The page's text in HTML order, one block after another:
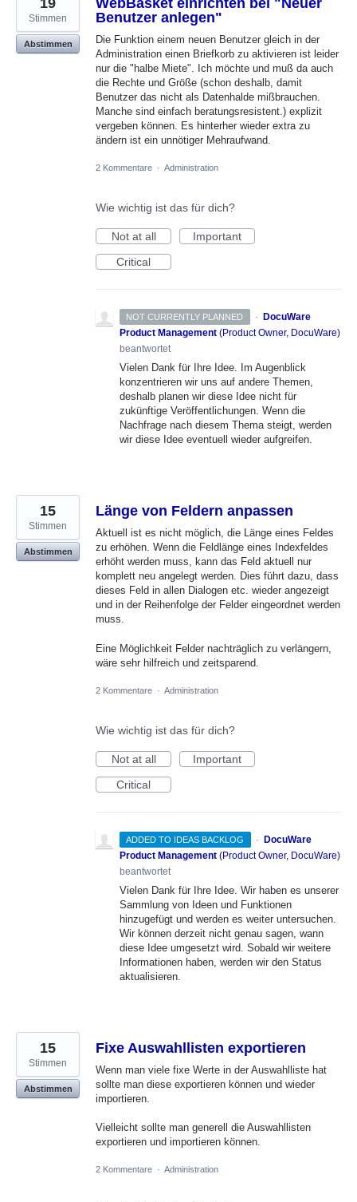
WebBasket einrichten bei "Neuer
Benutzer anlegen"
Die Funktion einem neuen Benutzer gleich in der
Administration einen Briefkorb zu aktivieren ist leider
nur die "halbe Miete". Ich möchte und muß da auch
die Rechte und Größe (schon deshalb, damit
Benutzer das nicht als Datenhalde mißbrauchen.
Manche sind einfach beratungsresistent.) explizit
vergeben können. Es hinterher wieder extra zu
ändern ist ein unnötiger Mehraufwand.
19
Stimmen
Abstimmen
2 Kommentare · Administration
Wie wichtig ist das für dich?
Not at all
Important
Critical
NOT CURRENTLY PLANNED ·
DocuWare
Product Management (Product Owner, DocuWare)
beantwortet
Vielen Dank für Ihre Idee. Im Augenblick
konzentrieren wir uns auf andere Themen,
deshalb planen wir diese Idee nicht für
zukünftige Veröffentlichungen. Wenn die
Nachfrage nach diesem Thema steigt, werden
wir diese Idee eventuell wieder aufgreifen.
Länge von Feldern anpassen
Aktuell ist es nicht möglich, die Länge eines Feldes
zu erhöhen. Wenn die Feldlänge eines Indexfeldes
erhöht werden muss, kann das Feld aktuell nur
komplett neu angelegt werden. Dies führt dazu, dass
dieses Feld in allen Dialogen etc. wieder angezeigt
und in der Reihenfolge der Felder eingeordnet werden
muss.
Eine Möglichkeit Felder nachträglich zu verlängern,
wäre sehr hilfreich und zeitsparend.
15
Stimmen
Abstimmen
2 Kommentare · Administration
Wie wichtig ist das für dich?
Not at all
Important
Critical
ADDED TO IDEAS BACKLOG · DocuWare
Product Management (Product Owner, DocuWare)
beantwortet
Vielen Dank für Ihre Idee. Wir haben es unserer
Sammlung von Ideen und Funktionen
hinzugefügt und werden es weiter untersuchen.
Wir können derzeit nicht genau sagen, wann
diese Idee umgesetzt wird. Sobald wir weitere
Informationen haben, werden wir den Status
aktualisieren.
Fixe Auswahllisten exportieren
Wenn man viele fixe Werte in der Auswahlliste hat
sollte man diese exportieren können und wieder
importieren.
Vielleicht sollte man generell die Auswahllisten
exportieren und importieren können.
15
Stimmen
Abstimmen
2 Kommentare · Administration